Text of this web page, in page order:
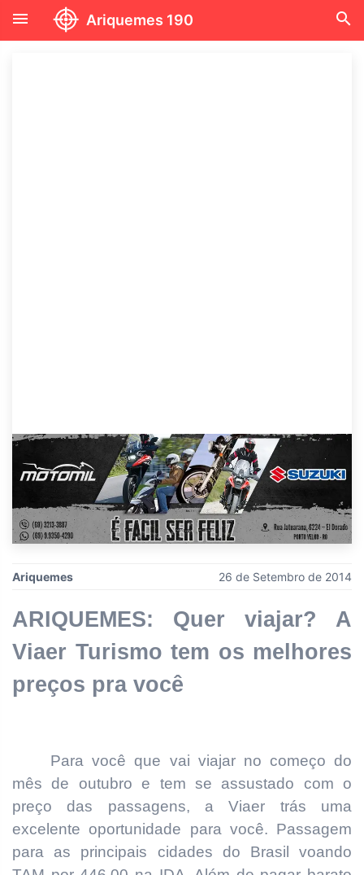
menu Ariquemes 190 search
Ariquemes 26 de Setembro de 2014
ARIQUEMES: Quer viajar? A
Viaer Turismo tem os melhores
preços pra você
Para você que vai viajar no começo do
mês de outubro e tem se assustado com o
preço das passagens, a Viaer trás uma
excelente oportunidade para você. Passagem
para as principais cidades do Brasil voando